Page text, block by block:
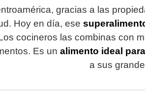
gracias a las
Hoy en día, ese
cocineros las combinas con
Es un alimento ideal
a sus